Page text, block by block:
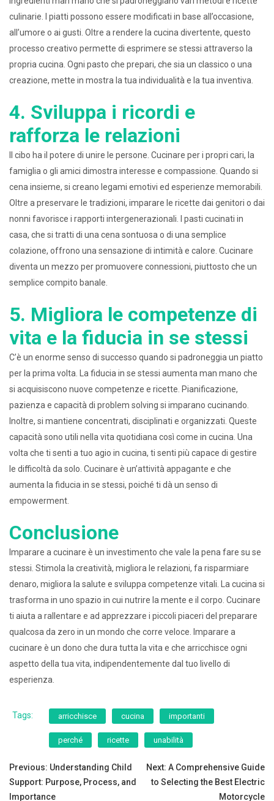
culinarie. I piatti possono essere modificati in base all’occasione,
all’umore o ai gusti. Oltre a rendere la cucina divertente, questo
processo creativo permette di esprimere se stessi attraverso la
propria cucina. Ogni pasto che prepari, che sia un classico o una
creazione, mette in mostra la tua individualità e la tua inventiva.
4. Sviluppa i ricordi e
rafforza le relazioni
Il cibo ha il potere di unire le persone. Cucinare per i propri cari, la
famiglia o gli amici dimostra interesse e compassione. Quando si
cena insieme, si creano legami emotivi ed esperienze memorabili.
Oltre a preservare le tradizioni, imparare le ricette dai genitori o dai
nonni favorisce i rapporti intergenerazionali. I pasti cucinati in
casa, che si tratti di una cena sontuosa o di una semplice
colazione, offrono una sensazione di intimità e calore. Cucinare
diventa un mezzo per promuovere connessioni, piuttosto che un
semplice compito banale.
5. Migliora le competenze di
vita e la fiducia in se stessi
C’è un enorme senso di successo quando si padroneggia un piatto
per la prima volta. La fiducia in se stessi aumenta man mano che
si acquisiscono nuove competenze e ricette. Pianificazione,
pazienza e capacità di problem solving si imparano cucinando.
Inoltre, si mantiene concentrati, disciplinati e organizzati. Queste
capacità sono utili nella vita quotidiana così come in cucina. Una
volta che ti senti a tuo agio in cucina, ti senti più capace di gestire
le difficoltà da solo. Cucinare è un’attività appagante e che
aumenta la fiducia in se stessi, poiché ti dà un senso di
empowerment.
Conclusione
Imparare a cucinare è un investimento che vale la pena fare su se
stessi. Stimola la creatività, migliora le relazioni, fa risparmiare
denaro, migliora la salute e sviluppa competenze vitali. La cucina si
trasforma in uno spazio in cui nutrire la mente e il corpo. Cucinare
ti aiuta a rallentare e ad apprezzare i piccoli piaceri del preparare
qualcosa da zero in un mondo che corre veloce. Imparare a
cucinare è un dono che dura tutta la vita e che arricchisce ogni
aspetto della tua vita, indipendentemente dal tuo livello di
esperienza.
Tags: arricchisce cucina importanti
perché ricette unabilità
Post
navigation
Previous: Understanding Child
Support: Purpose, Process, and
Importance
Next: A Comprehensive Guide
to Selecting the Best Electric
Motorcycle